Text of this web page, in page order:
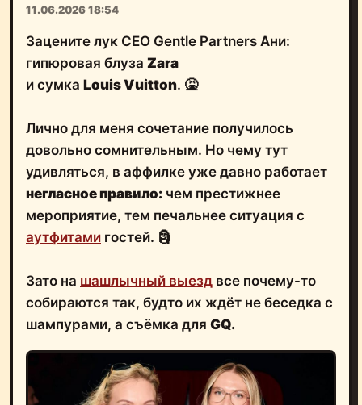
11.06.2026 18:54
Зацените лук CEO Gentle Partners Ани:
гипюровая блуза Zara
и сумка Louis Vuitton. 🤮
Лично для меня сочетание получилось
довольно сомнительным. Но чему тут
удивляться, в аффилке уже давно работает
негласное правило: чем престижнее
мероприятие, тем печальнее ситуация с
аутфитами гостей. 🗿
Зато на шашлычный выезд все почему-то
собираются так, будто их ждёт не беседка с
шампурами, а съёмка для GQ.